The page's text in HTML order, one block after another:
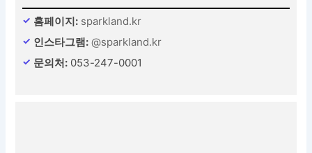
홈페이지: sparkland.kr
인스타그램: @sparkland.kr
문의처: 053-247-0001